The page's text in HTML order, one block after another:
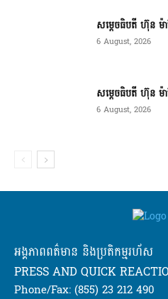
សម្តេចធិបតី ហ៊ុន ម៉
6 August, 2026
សម្តេចធិបតី ហ៊ុន ម៉
6 August, 2026
អង្គភាពពត៌មាន និងប្រតិកម្មរហ័ស
PRESS AND QUICK
Phone/Fax: (855) 23 212 490